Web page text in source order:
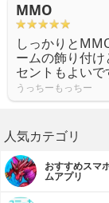
MMO
しっかりと
ームの飾り付
セントもよいで
うっちーもっちー
人気カテゴリ
おすすめスマ
ムアプリ